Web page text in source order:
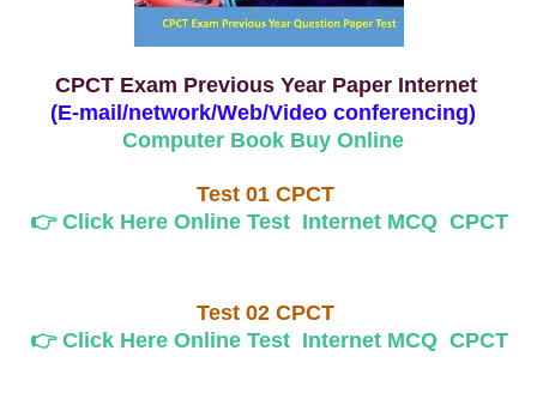
CPCT Exam Previous Year Paper Internet
(E-mail/network/Web/Video conferencing)
Computer Book Buy Online
Test 01 CPCT
👉 Click Here Online Test Internet MCQ CPCT
Test 02 CPCT
👉 Click Here Online Test Internet MCQ CPCT